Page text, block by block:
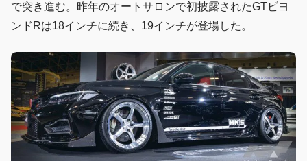
で突き進む。昨年のオートサロンで初披露されたGTビヨ
ンドRは18インチに続き、19インチが登場した。